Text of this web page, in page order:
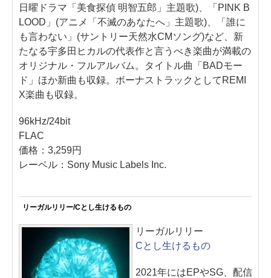
日曜ドラマ「美食探偵 明智五郎」主題歌)、「PINK B
LOOD」(アニメ「不滅のあなたへ」主題歌)、「誰に
も言わない」(サントリー天然水CMソング)など、新
たなる宇多田ヒカルの代表作と言うべき楽曲が満載の
オリジナル・フルアルバム。タイトル曲「BADモー
ド」ほか新曲も収録。ボーナストラックとしてREMI
X楽曲も収録。
96kHz/24bit
FLAC
価格：3,259円
レーベル：Sony Music Labels Inc.
リーガルリリー/Cとし生けるもの
リーガルリリー
Cとし生けるもの
2021年にはEPやSG、配信